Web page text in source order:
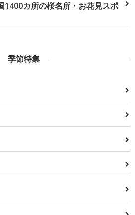
1400カ所の桜名所・お花見スポ
季節特集